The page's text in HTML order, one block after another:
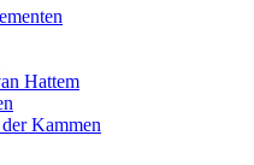
Hattem
Kammen